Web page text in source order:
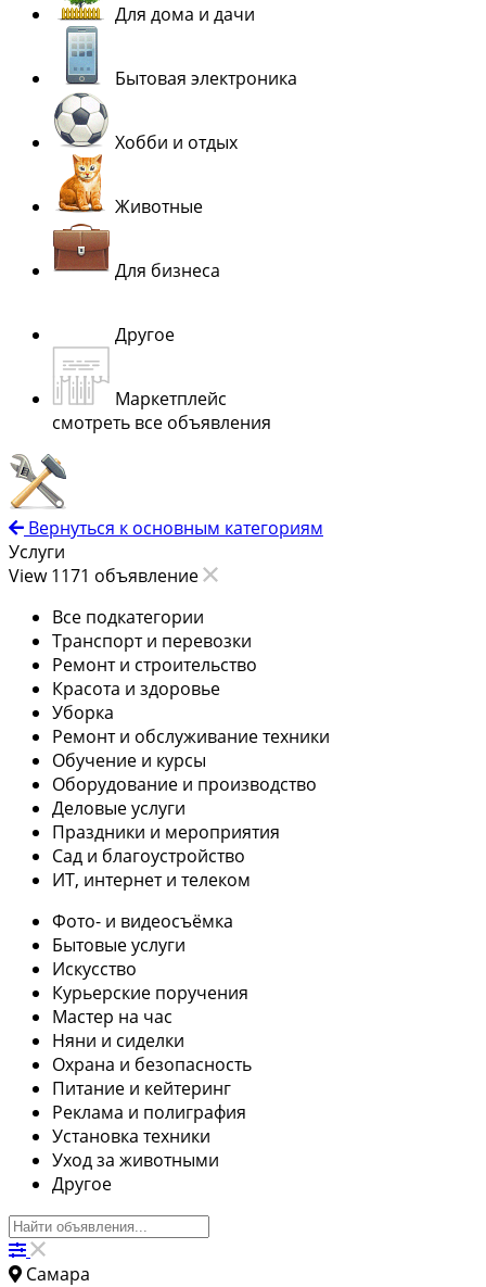
Для дома и дачи
Бытовая электроника
Хобби и отдых
Животные
Для бизнеса
Другое
Маркетплейс
смотреть все объявления
Вернуться к основным категориям
Услуги
View 1171 объявление
Все подкатегории
Транспорт и перевозки
Ремонт и строительство
Красота и здоровье
Уборка
Ремонт и обслуживание техники
Обучение и курсы
Оборудование и производство
Деловые услуги
Праздники и мероприятия
Сад и благоустройство
ИТ, интернет и телеком
Фото- и видеосъёмка
Бытовые услуги
Искусство
Курьерские поручения
Мастер на час
Няни и сиделки
Охрана и безопасность
Питание и кейтеринг
Реклама и полиграфия
Установка техники
Уход за животными
Другое
Самара